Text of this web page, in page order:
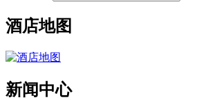
酒店地图
新闻中心